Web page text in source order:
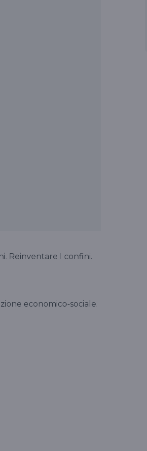
Reinventare I confini.
economico-sociale.